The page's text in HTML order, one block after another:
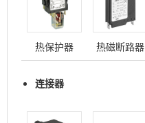
热保护器 热磁断路器
连接器